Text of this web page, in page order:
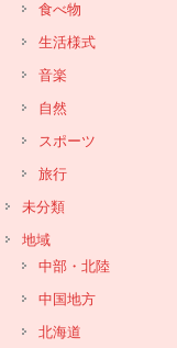
食べ物
生活様式
音楽
自然
スポーツ
旅行
未分類
地域
中部・北陸
中国地方
北海道